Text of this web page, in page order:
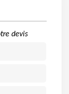
devis